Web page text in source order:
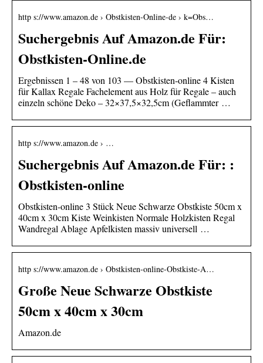
http s://www.amazon.de › Obstkisten-Online-de › k=Obs…
Suchergebnis Auf Amazon.de Für:
Obstkisten-Online.de
Ergebnissen 1 – 48 von 103 — Obstkisten-online 4 Kisten
für Kallax Regale Fachelement aus Holz für Regale – auch
einzeln schöne Deko – 32×37,5×32,5cm (Geflammter …
http s://www.amazon.de › …
Suchergebnis Auf Amazon.de Für: :
Obstkisten-online
Obstkisten-online 3 Stück Neue Schwarze Obstkiste 50cm x
40cm x 30cm Kiste Weinkisten Normale Holzkisten Regal
Wandregal Ablage Apfelkisten massiv universell …
http s://www.amazon.de › Obstkisten-online-Obstkiste-A…
Große Neue Schwarze Obstkiste
50cm x 40cm x 30cm
Amazon.de